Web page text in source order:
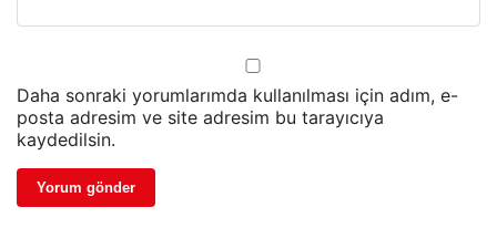
Daha sonraki yorumlarımda kullanılması için adım, e-
posta adresim ve site adresim bu tarayıcıya
kaydedilsin.